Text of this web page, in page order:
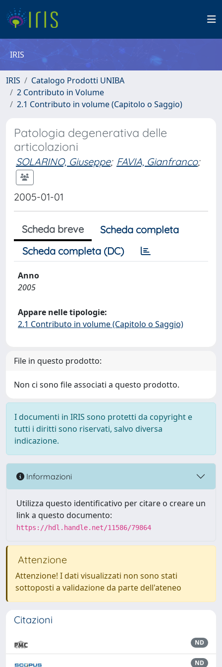
IRIS
IRIS
Catalogo Prodotti UNIBA
2 Contributo in Volume
2.1 Contributo in volume (Capitolo o Saggio)
Patologia degenerativa delle
articolazioni
SOLARINO, Giuseppe; FAVIA, Gianfranco;
2005-01-01
Scheda breve
Scheda completa
Scheda completa (DC)
Anno
2005
Appare nelle tipologie:
2.1 Contributo in volume (Capitolo o Saggio)
File in questo prodotto:
Non ci sono file associati a questo prodotto.
I documenti in IRIS sono protetti da copyright e
tutti i diritti sono riservati, salvo diversa
indicazione.
Informazioni
Utilizza questo identificativo per citare o creare un
link a questo documento:
https://hdl.handle.net/11586/79864
Attenzione
Attenzione! I dati visualizzati non sono stati
sottoposti a validazione da parte dell'ateneo
Citazioni
ND
ND